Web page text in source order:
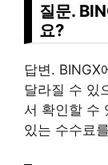
질문.
요?
답변. BINGX
달라질 수 있
서 확인할 수
있는 수수료